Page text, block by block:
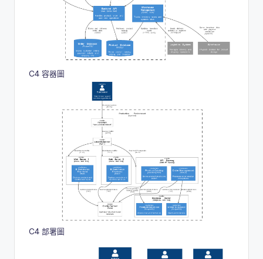
C4 容器圖
C4 部署圖